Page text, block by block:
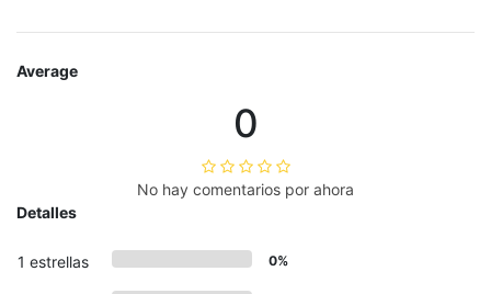
Average
0
No hay comentarios por ahora
Detalles
1 estrellas 0%